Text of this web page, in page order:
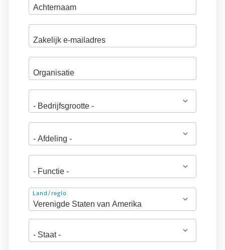
Adres
Land/regio